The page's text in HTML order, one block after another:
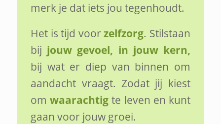
merk je dat iets jou tegenhoudt.
Het is tijd voorzelfzorg. Stilstaan
bij jouw gevoel, in jouw kern,
bij wat er diep van binnen om
aandacht vraagt. Zodat jij kiest
omwaarachtig te leven en kunt
gaan voor jouw groei.